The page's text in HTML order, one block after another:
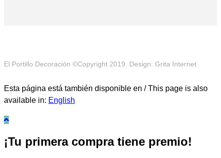
El Portillo Decoración ©Copyright 2019. Design: Grita Internet
Esta página está también disponible en / This page is also
available in: English
¡Tu primera compra tiene premio!